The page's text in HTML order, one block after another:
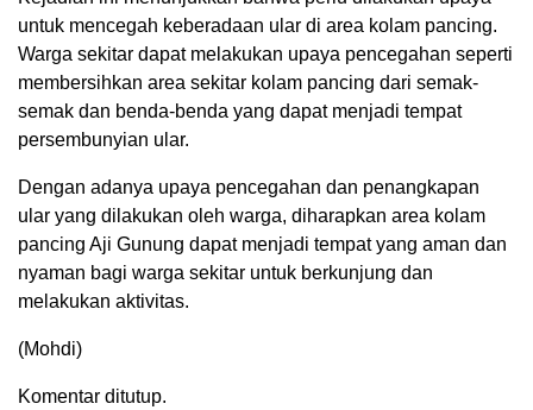
untuk mencegah keberadaan ular di area kolam pancing.
Warga sekitar dapat melakukan upaya pencegahan seperti
membersihkan area sekitar kolam pancing dari semak-
semak dan benda-benda yang dapat menjadi tempat
persembunyian ular.
Dengan adanya upaya pencegahan dan penangkapan
ular yang dilakukan oleh warga, diharapkan area kolam
pancing Aji Gunung dapat menjadi tempat yang aman dan
nyaman bagi warga sekitar untuk berkunjung dan
melakukan aktivitas.
(Mohdi)
Komentar ditutup.